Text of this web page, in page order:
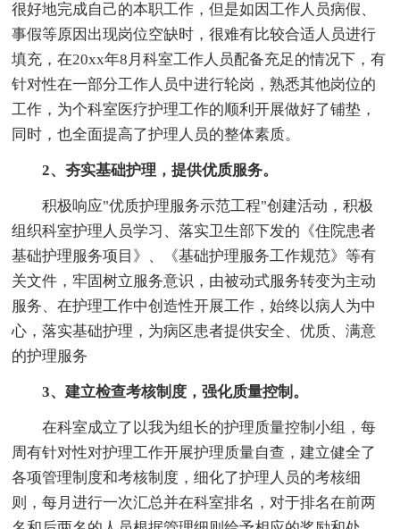
很好地完成自己的本职工作，但是如因工作人员病假、
事假等原因出现岗位空缺时，很难有比较合适人员进行
填充，在20xx年8月科室工作人员配备充足的情况下，有
针对性在一部分工作人员中进行轮岗，熟悉其他岗位的
工作，为个科室医疗护理工作的顺利开展做好了铺垫，
同时，也全面提高了护理人员的整体素质。
2、夯实基础护理，提供优质服务。
积极响应"优质护理服务示范工程"创建活动，积极
组织科室护理人员学习、落实卫生部下发的《住院患者
基础护理服务项目》、《基础护理服务工作规范》等有
关文件，牢固树立服务意识，由被动式服务转变为主动
服务、在护理工作中创造性开展工作，始终以病人为中
心，落实基础护理，为病区患者提供安全、优质、满意
的护理服务
3、建立检查考核制度，强化质量控制。
在科室成立了以我为组长的护理质量控制小组，每
周有针对性对护理工作开展护理质量自查，建立健全了
各项管理制度和考核制度，细化了护理人员的考核细
则，每月进行一次汇总并在科室排名，对于排名在前两